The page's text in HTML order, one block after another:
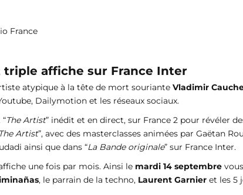
France
affiche sur France Inter
atypique à la tête de mort souriante Vladimir
Dailymotion et les réseaux sociaux.
The Artist” inédit et en direct, sur France 2 pour révéler
The Artist”, avec des masterclasses animées par Gaëtan
ainsi que dans “La Bande originale” sur France Inter.
une fois par mois. Ainsi le mardi 14 septembre
, le parrain de la techno, Laurent Garnier et les 5